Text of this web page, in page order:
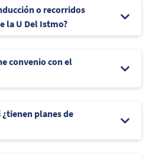
o recorridos
la U Del Istmo?
convenio con el
¿tienen planes de